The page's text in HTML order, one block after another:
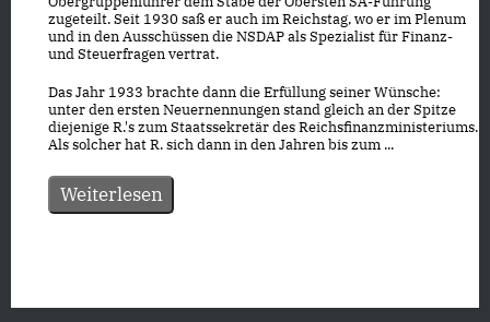
zugeteilt. Seit 1930 saß er auch im Reichstag, wo er im Plenum
und in den Ausschüssen die NSDAP als Spezialist für Finanz-
und Steuerfragen vertrat.
Das Jahr 1933 brachte dann die Erfüllung seiner Wünsche:
unter den ersten Neuernennungen stand gleich an der Spitze
diejenige R.'s zum Staatssekretär des Reichsfinanzministeriums.
Als solcher hat R. sich dann in den Jahren bis zum ...
Weiterlesen